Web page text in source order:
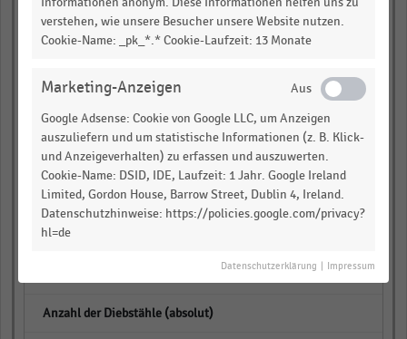
empty
Baden-Württemberg
empty
empty
empty
Rheinland-Pfalz
verstehen, wie unsere Besucher unsere Website nutzen.
Cookie-Name: _pk_*.* Cookie-Laufzeit: 13 Monate
Marketing-Anzeigen
Google Adsense: Cookie von Google LLC, um Anzeigen
auszuliefern und um statistische Informationen (z. B. Klick-
und Anzeigeverhalten) zu erfassen und auszuwerten.
Cookie-Name: DSID, IDE, Laufzeit: 1 Jahr. Google Ireland
Limited, Gordon House, Barrow Street, Dublin 4, Ireland.
Datenschutzhinweise: https://policies.google.com/privacy?
hl=de
Datenschutzerklärung Impressum